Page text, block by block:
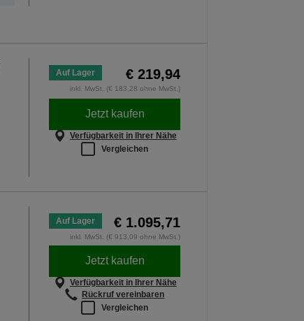
Auf Lager € 219,94
inkl. MwSt. (€ 183,28 ohne MwSt.)
Jetzt kaufen
Verfügbarkeit in Ihrer Nähe
Vergleichen
Auf Lager € 1.095,71
inkl. MwSt. (€ 913,09 ohne MwSt.)
Jetzt kaufen
Verfügbarkeit in Ihrer Nähe
Rückruf vereinbaren
Vergleichen